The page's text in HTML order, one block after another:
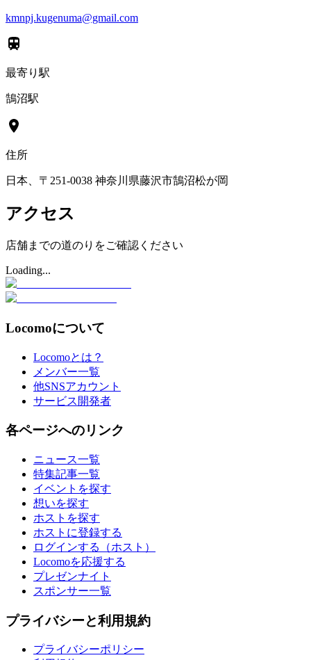
kmnpj.kugenuma@gmail.com
最寄り駅
鵠沼駅
住所
日本、〒251-0038 神奈川県藤沢市鵠沼松が岡
アクセス
店舗までの道のりをご確認ください
Loading...
Locomoについて
Locomoとは？
メンバー一覧
他SNSアカウント
サービス開発者
各ページへのリンク
ニュース一覧
特集記事一覧
イベントを探す
想いを探す
ホストを探す
ホストに登録する
ログインする（ホスト）
Locomoを応援する
プレゼンナイト
スポンサー一覧
プライバシーと利用規約
プライバシーポリシー